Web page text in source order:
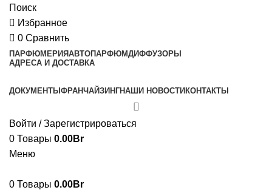
Поиск
Избранное
0 Сравнить
ПАРФЮМЕРИЯАВТОПАРФЮМДИФФУЗОРЫ
АДРЕСА И ДОСТАВКА
ДОКУМЕНТЫ ФРАНЧАЙЗИНГНАШИ НОВОСТИ КОНТАКТЫ
Войти / Зарегистрироваться
0 Товары 0.00Br
Меню
0 Товары 0.00Br